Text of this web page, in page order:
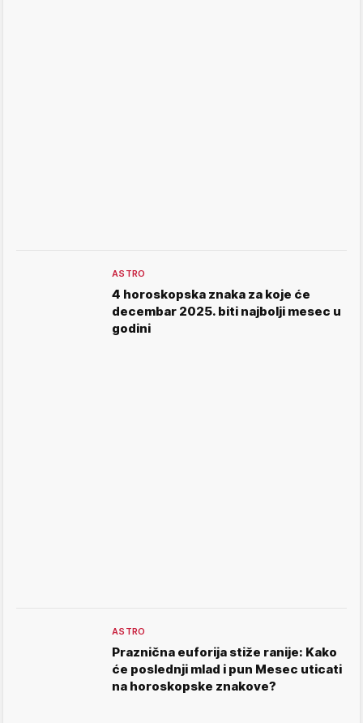
ASTRO
4 horoskopska znaka za koje će
decembar 2025. biti najbolji mesec u
godini
ASTRO
Praznična euforija stiže ranije: Kako
će poslednji mlad i pun Mesec uticati
na horoskopske znakove?